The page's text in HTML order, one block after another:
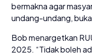
bermakna agar
undang-undang,
Bob menargetkan
2025. “Tidak boleh